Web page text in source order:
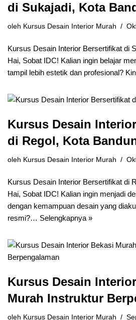
di Sukajadi, Kota
oleh Kursus Desain Interior Murah
Kursus Desain Interior Bersertifikat di
Hai, Sobat IDC! Kalian ingin belajar
tampil lebih estetik dan profesional?
Kursus Desain
di Regol, Kota
oleh Kursus Desain Interior Murah
Kursus Desain Interior Bersertifikat di
Hai, Sobat IDC! Kalian ingin menjadi
dengan kemampuan desain yang
resmi?… Selengkapnya »
Kursus Desain
Murah Instruktur
oleh Kursus Desain Interior Murah